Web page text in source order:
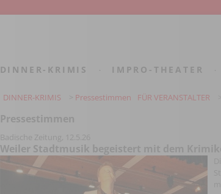
DINNER-KRIMIS IMPRO-THEATER
DINNER-KRIMIS Pressestimmen FÜR VERANSTALTER
Pressestimmen
Badische Zeitung, 12.5.26
Weiler Stadtmusik begeistert mit dem